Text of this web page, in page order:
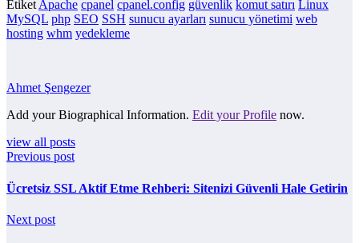
Etiket Apache cpanel cpanel.config güvenlik komut satırı Linux
MySQL php SEO SSH sunucu ayarları sunucu yönetimi web
hosting whm yedekleme
Ahmet Şengezer
Add your Biographical Information. Edit your Profile now.
view all posts
Previous post
Ücretsiz SSL Aktif Etme Rehberi: Sitenizi Güvenli Hale Getirin
Next post